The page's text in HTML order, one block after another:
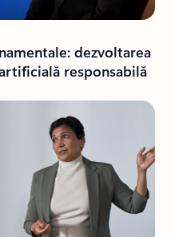
dezvoltarea
responsabilă